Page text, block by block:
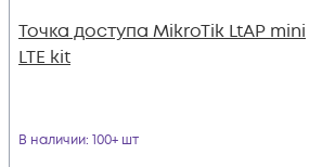
Точка доступа MikroTik LtAP mini
LTE kit
В наличии: 100+ шт